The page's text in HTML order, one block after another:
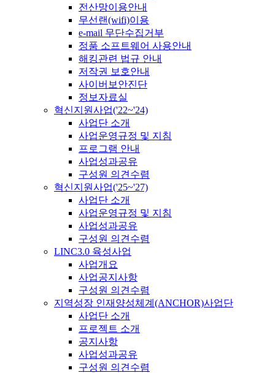
전산망이용안내
무선랜(wifi)이용
e-mail 무단수집거부
정품 소프트웨어 사용안내
해킹관련 법규 안내
저작권 보호안내
사이버보안진단
정보자료실
혁신지원사업('22~'24)
사업단 소개
사업운영규정 및 지침
프로그램 안내
사업성과공유
구성원 의견수렴
혁신지원사업('25~'27)
사업단 소개
사업운영규정 및 지침
사업성과공유
구성원 의견수렴
LINC3.0 육성사업
사업개요
사업공지사항
구성원 의견수렴
지역성장 인재양성체계(ANCHOR)사업단
사업단 소개
프로젝트 소개
공지사항
사업성과공유
구성원 의견수렴